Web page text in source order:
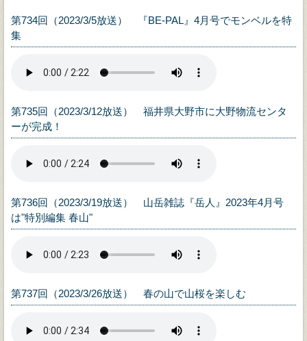
第734回（2023/3/5放送） 『BE-PAL』4月号でモンベルを特
集
第735回（2023/3/12放送） 福井県大野市に大野物流センタ
ーが完成！
第736回（2023/3/19放送） 山岳雑誌『岳人』2023年4月号
は"特別編集 春山"
第737回（2023/3/26放送） 春の山で山桜を楽しむ